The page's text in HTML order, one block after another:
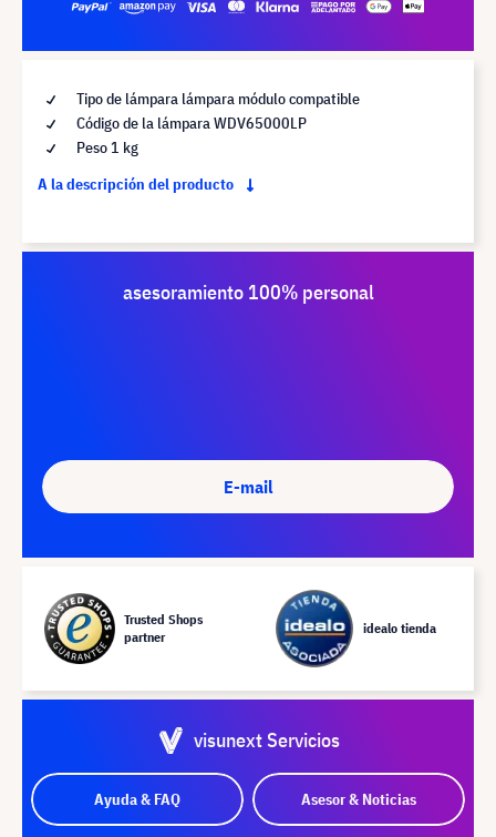
Tipo de lámpara lámpara módulo compatible
Código de la lámpara WDV65000LP
Peso 1 kg
A la descripción del producto
asesoramiento 100% personal
E-mail
Trusted Shops
partner
idealo tienda
visunext Servicios
Ayuda & FAQ Asesor & Noticias